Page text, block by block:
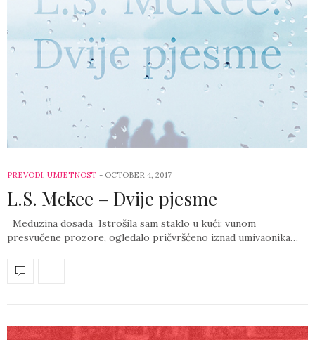
PREVODI, UMJETNOST - OCTOBER 4, 2017
L.S. Mckee – Dvije pjesme
Meduzina dosada Istrošila sam staklo u kući: vunom
presvučene prozore, ogledalo pričvršćeno iznad umivaonika…